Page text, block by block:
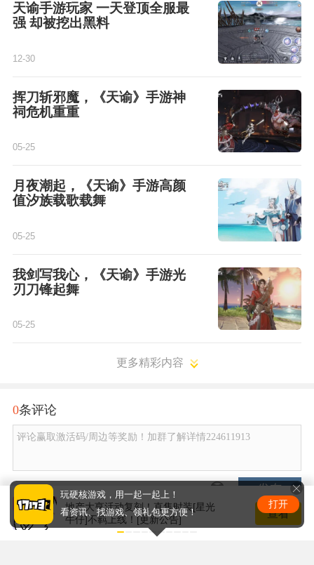
天谕手游玩家 一天登顶全服最
强 却被挖出黑料
12-30
挥刀斩邪魔，《天谕》手游神
祠危机重重
05-25
月夜潮起，《天谕》手游高颜
值汐族载歌载舞
05-25
我剑写我心，《天谕》手游光
刃刀锋起舞
05-25
更多精彩内容
0条评论
评论赢取激活码/周边等奖励！加群了解详情224611913
发布
地产大亨活动复刻！直售时装[星光
牛仔]不羁上线！[更新公告]
查看
玩硬核游戏，用一起一起上！
看资讯、找游戏、领礼包更方便！
打开